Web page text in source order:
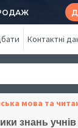
Контактні
мова та
знань